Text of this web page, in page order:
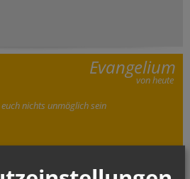
Evangelium
von heute
nichts unmöglich sein